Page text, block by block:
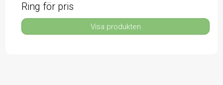
Ring för pris
Visa produkten